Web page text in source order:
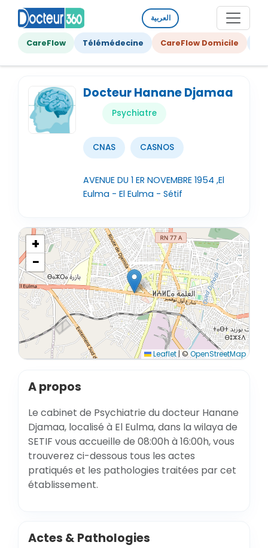
العربية
CareFlow Télémédecine CareFlow Domicile
Docteur Hanane Djamaa
Psychiatre
CNAS CASNOS
AVENUE DU 1 ER NOVEMBRE 1954 ,El
Eulma - El Eulma - Sétif
+
−
Leaflet |©OpenStreetMap
A propos
Le cabinet de Psychiatrie du docteur Hanane
Djamaa, localisé à El Eulma, dans la wilaya de
SETIF vous accueille de 08:00h à 16:00h, vous
trouverez ci-dessous tous les actes
pratiqués et les pathologies traitées par cet
établissement.
Actes & Pathologies